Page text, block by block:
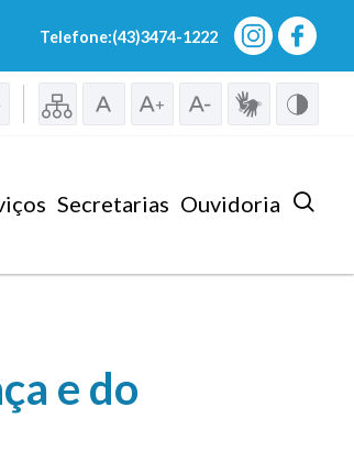
Telefone:(43)3474-1222
Secretarias Ouvidoria
e do